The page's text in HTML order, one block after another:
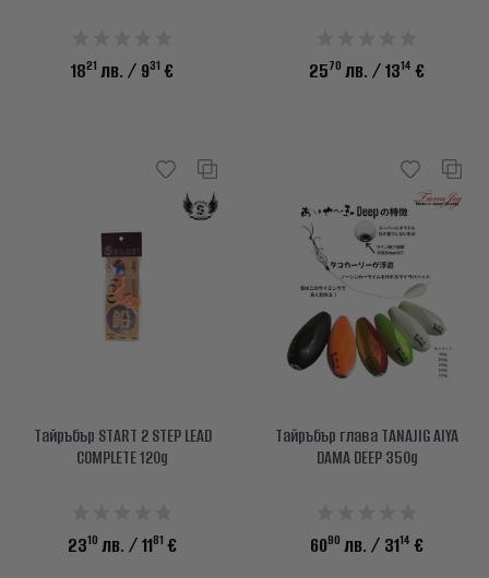
1821 лв. / 931 € 2570 лв. / 1314 €
Тайръбър START 2 STEP LEAD
COMPLETE 120g
2310 лв. / 1181 €
Тайръбър глава TANAJIG AIYA
DAMA DEEP 350g
6090 лв. / 3114 €